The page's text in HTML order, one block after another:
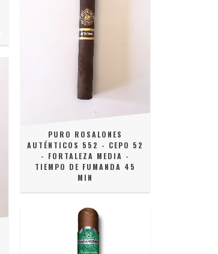
PURO ROSALONES
AUTÉNTICOS 552 - CEPO 52
- FORTALEZA MEDIA -
TIEMPO DE FUMANDA 45
MIN